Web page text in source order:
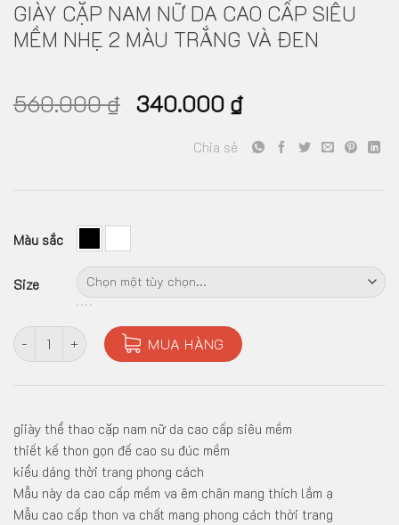
GIÀY CẶP NAM NỮ DA CAO CẤP SIÊU
MỀM NHẸ 2 MÀU TRẮNG VÀ ĐEN
560.000₫ 340.000 ₫
Chia sẻ
Màu sắc
Size
Giày cặp nam nữ da cao cấp siêu mềm nhẹ 2 màu trắng và đen
MUA HÀNG
giiày thể thao cặp nam nữ da cao cấp siêu mềm
thiết kế thon gọn đế cao su đúc mềm
kiểu dáng thời trang phong cách
Mẫu này da cao cấp mềm va êm chân mang thích lắm ạ
Mẫu cao cấp thon va chất mang phong cách thời trang